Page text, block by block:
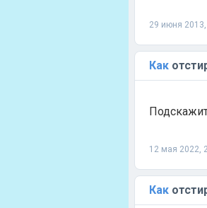
29 июня
Как
12 мая 2022,
Как